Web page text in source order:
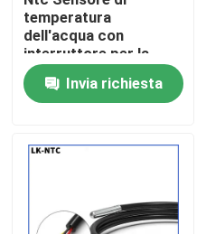
Notizie
Casi
Chip di riscaldamento PTC
temperatura
dell'acqua con
interruttore per la
regolazione della
temperaturaInvia richiesta